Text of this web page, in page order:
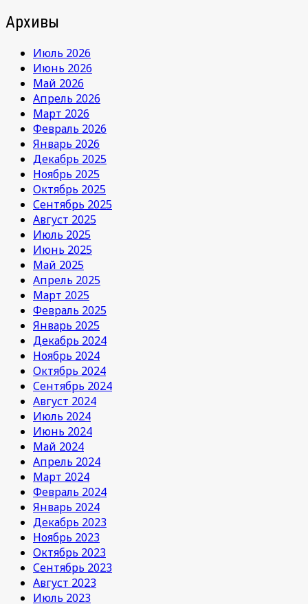
Архивы
Июль 2026
Июнь 2026
Май 2026
Апрель 2026
Март 2026
Февраль 2026
Январь 2026
Декабрь 2025
Ноябрь 2025
Октябрь 2025
Сентябрь 2025
Август 2025
Июль 2025
Июнь 2025
Май 2025
Апрель 2025
Март 2025
Февраль 2025
Январь 2025
Декабрь 2024
Ноябрь 2024
Октябрь 2024
Сентябрь 2024
Август 2024
Июль 2024
Июнь 2024
Май 2024
Апрель 2024
Март 2024
Февраль 2024
Январь 2024
Декабрь 2023
Ноябрь 2023
Октябрь 2023
Сентябрь 2023
Август 2023
Июль 2023